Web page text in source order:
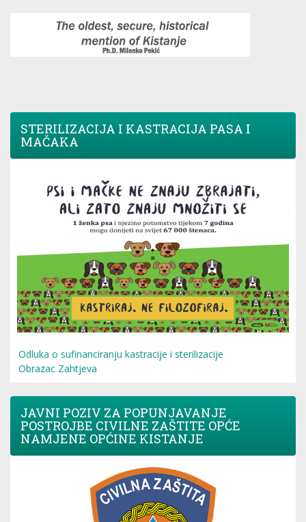
STERILIZACIJA I KASTRACIJA PASA I
MAČAKA
Odluka o sufinanciranju kastracije i sterilizacije
Obrazac Zahtjeva
JAVNI POZIV ZA POPUNJAVANJE
POSTROJBE CIVILNE ZAŠTITE OPĆE
NAMJENE OPĆINE KISTANJE